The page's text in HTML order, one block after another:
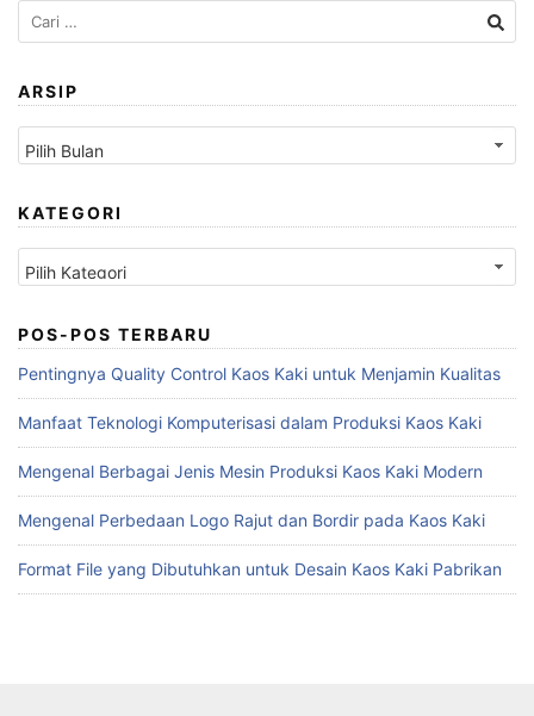
Cari
untuk:
ARSIP
Arsip
KATEGORI
Kategori
POS-POS TERBARU
Pentingnya Quality Control Kaos Kaki untuk Menjamin Kualitas
Manfaat Teknologi Komputerisasi dalam Produksi Kaos Kaki
Mengenal Berbagai Jenis Mesin Produksi Kaos Kaki Modern
Mengenal Perbedaan Logo Rajut dan Bordir pada Kaos Kaki
Format File yang Dibutuhkan untuk Desain Kaos Kaki Pabrikan